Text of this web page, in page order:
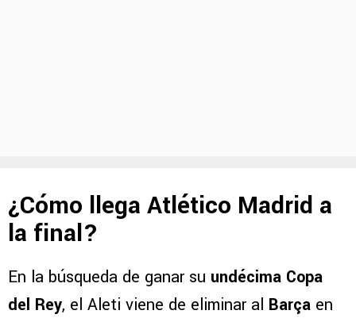
¿Cómo llega Atlético Madrid a
la final?
En la búsqueda de ganar su undécima Copa
del Rey, el Aleti viene de eliminar al Barça en